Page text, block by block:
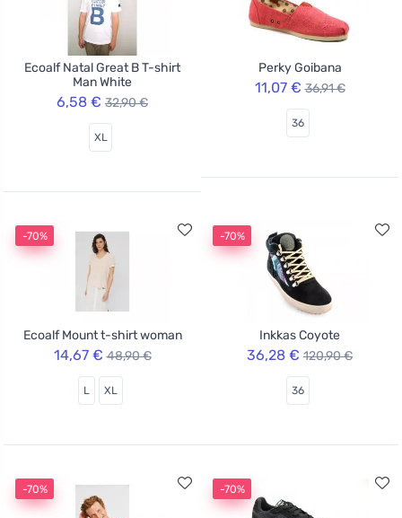
Ecoalf Natal Great B T-shirt
Man White
6,58 € 32,90 €
XL
Perky Goibana
11,07 € 36,91 €
36
-70%
Ecoalf Mount t-shirt woman
14,67 € 48,90 €
L XL
-70%
Inkkas Coyote
36,28 € 120,90 €
36
-70% -70%